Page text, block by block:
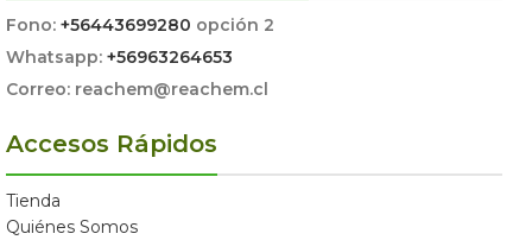
Fono: +56443699280 opción 2
Whatsapp: +56963264653
Correo: reachem@reachem.cl
Accesos Rápidos
Tienda
Quiénes Somos